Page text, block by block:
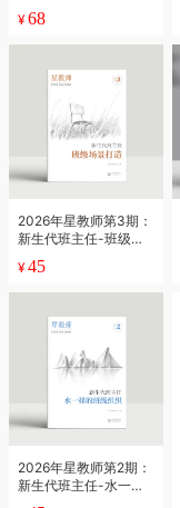
¥68
2026年星教师第3期：
新生代班主任-班级场
¥45
2026年星教师第2期：
新生代班主任-水一样
的班级组织